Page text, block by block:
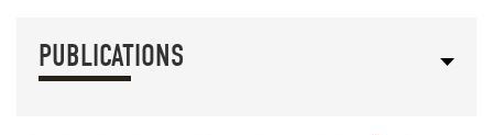
PUBLICATIONS